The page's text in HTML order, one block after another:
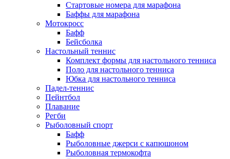
Стартовые номера для марафона
Баффы для марафона
Мотокросс
Бафф
Бейсболка
Настольный теннис
Комплект формы для настольного тенниса
Поло для настольного тенниса
Юбка для настольного тенниса
Падел-теннис
Пейнтбол
Плавание
Регби
Рыболовный спорт
Бафф
Рыболовные джерси с капюшоном
Рыболовная термокофта